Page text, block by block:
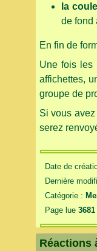
la
de fond
En fin de
Une fois les
affichettes,
groupe de
Si vous
serez
Date de
Dernière
Catégorie :
Page lue
Réactions